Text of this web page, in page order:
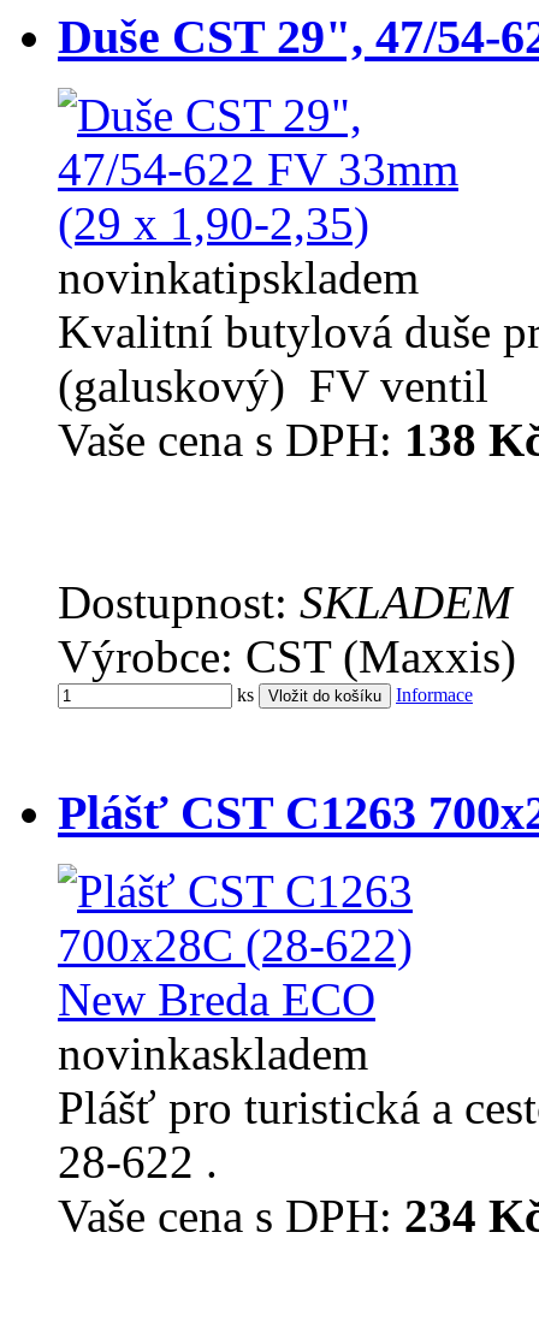
Duše CST 29", 47/54-
novinkatipskladem
Kvalitní butylová duše
(galuskový) FV ventil
Vaše cena s DPH: 138
Dostupnost: SKLADEM
Výrobce: CST (Maxxis)
ks Informace
Plášť CST C1263
novinkaskladem
Plášť pro turistická a
28-622 .
Vaše cena s DPH: 234